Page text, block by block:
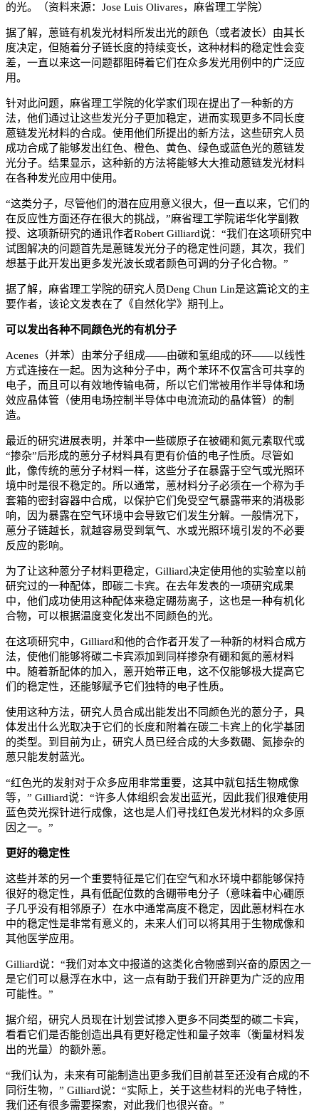
的光。（资料来源：Jose Luis Olivares，麻省理工学院）
据了解，蒽链有机发光材料所发出光的颜色（或者波长）由其长
度决定，但随着分子链长度的持续变长，这种材料的稳定性会变
差，一直以来这一问题都阻碍着它们在众多发光用例中的广泛应
用。
针对此问题，麻省理工学院的化学家们现在提出了一种新的方
法，他们通过让这些发光分子更加稳定，进而实现更多不同长度
蒽链发光材料的合成。使用他们所提出的新方法，这些研究人员
成功合成了能够发出红色、橙色、黄色、绿色或蓝色光的蒽链发
光分子。结果显示，这种新的方法将能够大大推动蒽链发光材料
在各种发光应用中使用。
“这类分子，尽管他们的潜在应用意义很大，但一直以来，它们的
在反应性方面还存在很大的挑战，”麻省理工学院诺华化学副教
授、这项新研究的通讯作者Robert Gilliard说：“我们在这项研究中
试图解决的问题首先是蒽链发光分子的稳定性问题，其次，我们
想基于此开发出更多发光波长或者颜色可调的分子化合物。”
据了解，麻省理工学院的研究人员Deng Chun Lin是这篇论文的主
要作者，该论文发表在了《自然化学》期刊上。
可以发出各种不同颜色光的有机分子
Acenes（并苯）由苯分子组成——由碳和氢组成的环——以线性
方式连接在一起。因为这种分子中，两个苯环不仅富含可共享的
电子，而且可以有效地传输电荷，所以它们常被用作半导体和场
效应晶体管（使用电场控制半导体中电流流动的晶体管）的制
造。
最近的研究进展表明，并苯中一些碳原子在被硼和氮元素取代或
“掺杂”后形成的蒽分子材料具有更有价值的电子性质。尽管如
此，像传统的蒽分子材料一样，这些分子在暴露于空气或光照环
境中时是很不稳定的。所以通常，蒽材料分子必须在一个称为手
套箱的密封容器中合成，以保护它们免受空气暴露带来的消极影
响，因为暴露在空气环境中会导致它们发生分解。一般情况下，
蒽分子链越长，就越容易受到氧气、水或光照环境引发的不必要
反应的影响。
为了让这种蒽分子材料更稳定，Gilliard决定使用他的实验室以前
研究过的一种配体，即碳二卡宾。在去年发表的一项研究成果
中，他们成功使用这种配体来稳定硼芴离子，这也是一种有机化
合物，可以根据温度变化发出不同颜色的光。
在这项研究中，Gilliard和他的合作者开发了一种新的材料合成方
法，使他们能够将碳二卡宾添加到同样掺杂有硼和氮的蒽材料
中。随着新配体的加入，蒽开始带正电，这不仅能够极大提高它
们的稳定性，还能够赋予它们独特的电子性质。
使用这种方法，研究人员合成出能发出不同颜色光的蒽分子，具
体发出什么光取决于它们的长度和附着在碳二卡宾上的化学基团
的类型。到目前为止，研究人员已经合成的大多数硼、氮掺杂的
蒽只能发射蓝光。
“红色光的发射对于众多应用非常重要，这其中就包括生物成像
等，” Gilliard说：“许多人体组织会发出蓝光，因此我们很难使用
蓝色荧光探针进行成像，这也是人们寻找红色发光材料的众多原
因之一。”
更好的稳定性
这些并苯的另一个重要特征是它们在空气和水环境中都能够保持
很好的稳定性，具有低配位数的含硼带电分子（意味着中心硼原
子几乎没有相邻原子）在水中通常高度不稳定，因此蒽材料在水
中的稳定性是非常有意义的，未来人们可以将其用于生物成像和
其他医学应用。
Gilliard说：“我们对本文中报道的这类化合物感到兴奋的原因之一
是它们可以悬浮在水中，这一点有助于我们开辟更为广泛的应用
可能性。”
据介绍，研究人员现在计划尝试掺入更多不同类型的碳二卡宾，
看看它们是否能创造出具有更好稳定性和量子效率（衡量材料发
出的光量）的额外蒽。
“我们认为，未来有可能制造出更多我们目前甚至还没有合成的不
同衍生物，” Gilliard说：“实际上，关于这些材料的光电子特性，
我们还有很多需要探索，对此我们也很兴奋。”